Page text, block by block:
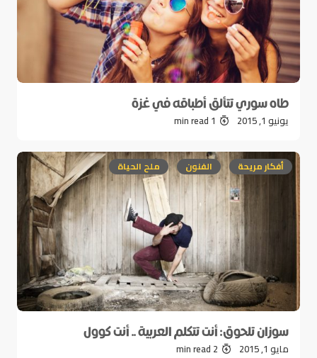
طاه سوري تتألق أطباقه في غزة
يونيو 1, 2015 1 min read
أفكار مريحة الفنون ملح الحياة
سوزان تلحوق: أنت تتكلم العربية .. أنت كوول
مايو 1, 2015 2 min read